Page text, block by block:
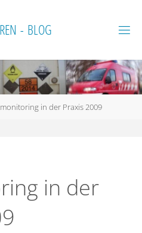
REN - BLOG
in der Praxis 2009
in der